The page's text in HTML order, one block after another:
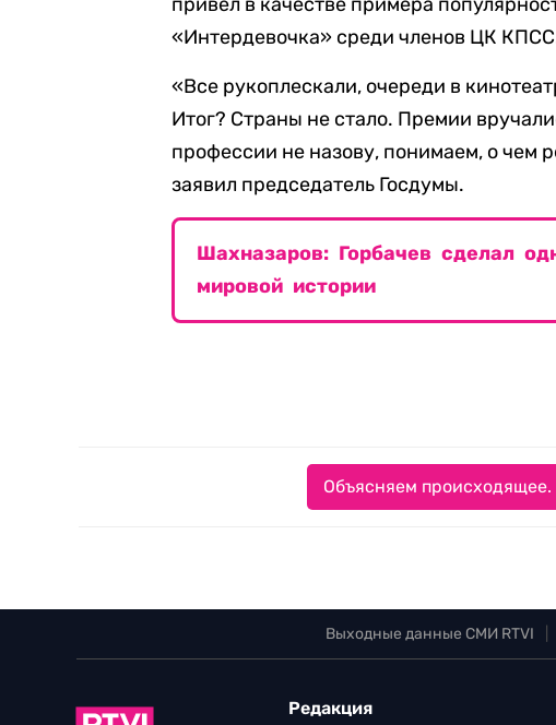
«Интердевочка» среди членов ЦК
«Все рукоплескали, очереди в
Итог? Страны не стало. Премии
профессии не назову, понимаем, о чем
заявил председатель Госдумы.
Шахназаров: Горбачев сделал
мировой истории
Объясняем происходящее.
Выходные данные СМИ RTVI
Редакция